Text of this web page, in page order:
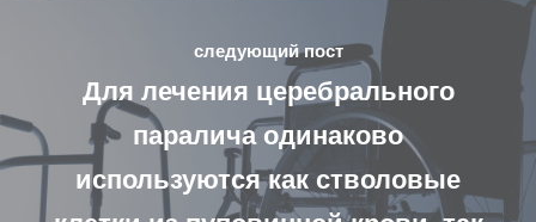
следующий пост
Для лечения церебрального
паралича одинаково
используются как стволовые